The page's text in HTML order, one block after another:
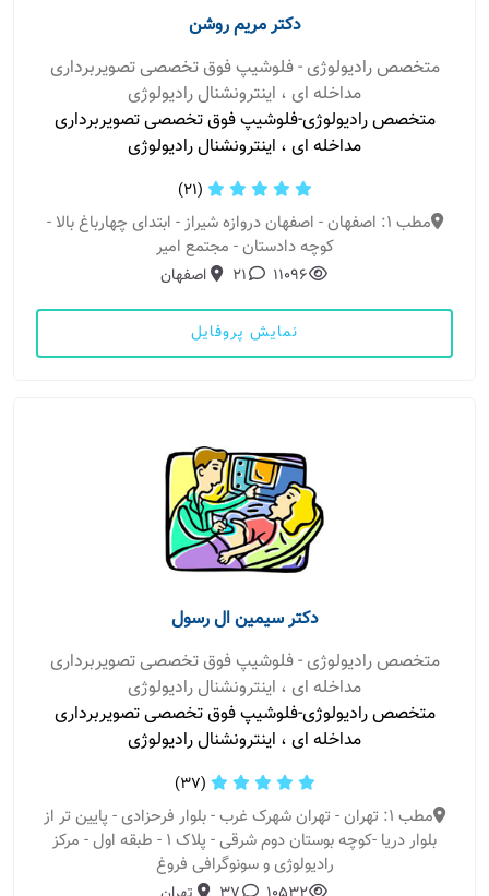
دکتر مریم روشن
متخصص رادیولوژی - فلوشیپ فوق تخصصی تصویربرداری
مداخله ای ، اینترونشنال رادیولوژی
متخصص رادیولوژی-فلوشیپ فوق تخصصی تصویربرداری
مداخله ای ، اینترونشنال رادیولوژی
(21)
مطب 1: اصفهان - اصفهان دروازه شیراز - ابتدای چهارباغ بالا -
کوچه دادستان - مجتمع امیر
11096
21 اصفهان
نمایش پروفایل
دکتر سیمین ال رسول
متخصص رادیولوژی - فلوشیپ فوق تخصصی تصویربرداری
مداخله ای ، اینترونشنال رادیولوژی
متخصص رادیولوژی-فلوشیپ فوق تخصصی تصویربرداری
مداخله ای ، اینترونشنال رادیولوژی
(37)
مطب 1: تهران - تهران شهرک غرب - بلوار فرحزادی - پایین تر از
بلوار دریا -کوچه بوستان دوم شرقی - پلاک ۱ - طبقه اول - مرکز
رادیولوژی و سونوگرافی فروغ